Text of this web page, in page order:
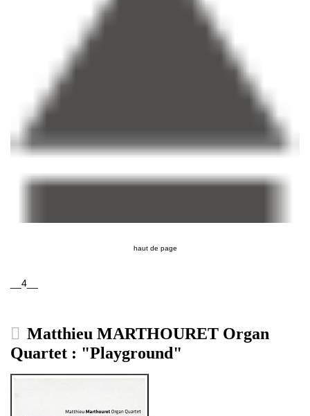
haut de page
__4__
Matthieu MARTHOURET Organ
Quartet : "Playground"